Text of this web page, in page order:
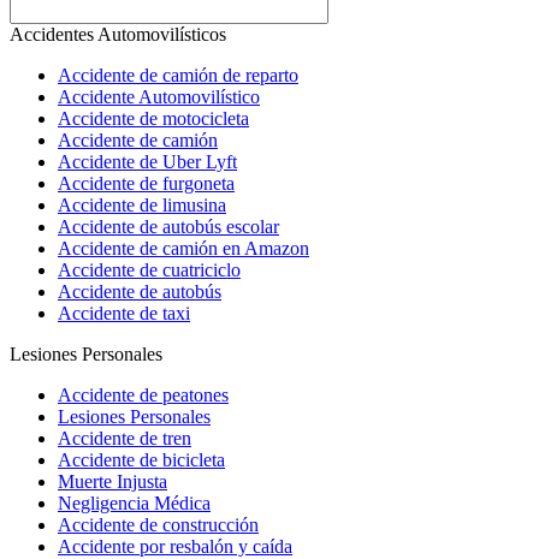
Accidentes Automovilísticos
Accidente de camión de reparto
Accidente Automovilístico
Accidente de motocicleta
Accidente de camión
Accidente de Uber Lyft
Accidente de furgoneta
Accidente de limusina
Accidente de autobús escolar
Accidente de camión en Amazon
Accidente de cuatriciclo
Accidente de autobús
Accidente de taxi
Lesiones Personales
Accidente de peatones
Lesiones Personales
Accidente de tren
Accidente de bicicleta
Muerte Injusta
Negligencia Médica
Accidente de construcción
Accidente por resbalón y caída